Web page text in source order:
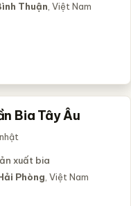
Thuận , Việt Nam
Bia Tây Âu
xuất bia
Phòng , Việt Nam